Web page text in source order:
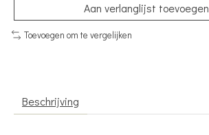
Aan verlanglijst toevoegen
Toevoegen om te vergelijken
Beschrijving